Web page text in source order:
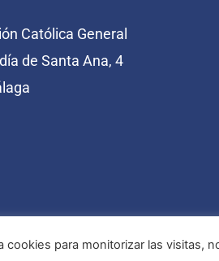
Católica General
de Santa Ana, 4
cookies para monitorizar las visitas,